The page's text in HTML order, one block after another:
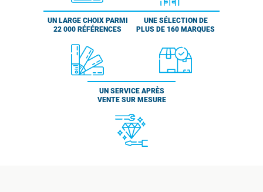
UN LARGE CHOIX PARMI
22 000 RÉFÉRENCES
UNE SÉLECTION DE
PLUS DE 160 MARQUES
UN SERVICE APRÈS
VENTE SUR MESURE